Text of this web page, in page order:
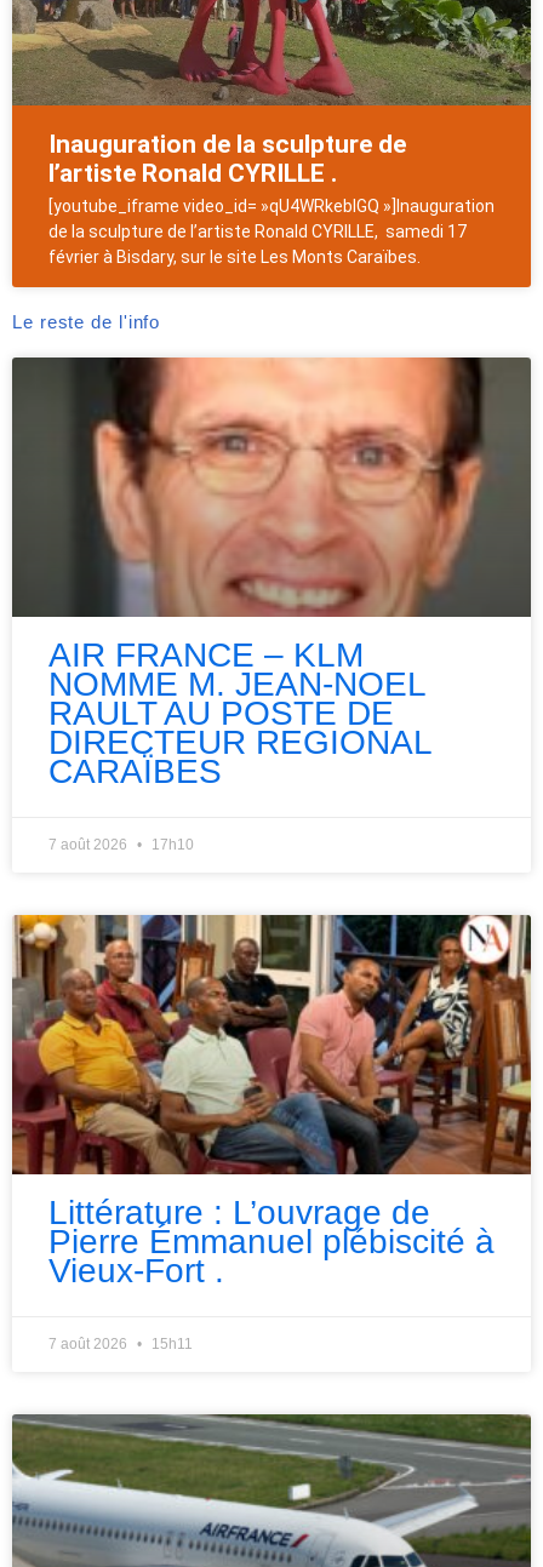
Inauguration de la sculpture de
l’artiste Ronald CYRILLE .
[youtube_iframe video_id= »qU4WRkebIGQ »]Inauguration
de la sculpture de l’artiste Ronald CYRILLE, samedi 17
février à Bisdary, sur le site Les Monts Caraïbes.
Le reste de l'info
AIR FRANCE – KLM
NOMME M. JEAN-NOEL
RAULT AU POSTE DE
DIRECTEUR REGIONAL
CARAÏBES
7 août 2026 17h10
Littérature : L’ouvrage de
Pierre Émmanuel plébiscité à
Vieux-Fort .
7 août 2026 15h11